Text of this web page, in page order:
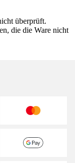
überprüft.
die die Ware nicht